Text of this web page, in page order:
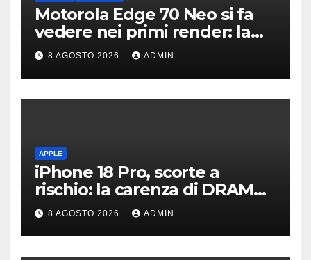
Motorola Edge 70 Neo si fa
vedere nei primi render: la
fotocamera è da 200 MP
8 AGOSTO 2026 ADMIN
APPLE
iPhone 18 Pro, scorte a
rischio: la carenza di DRAM
potrebbe far slittare le
consegne
8 AGOSTO 2026 ADMIN